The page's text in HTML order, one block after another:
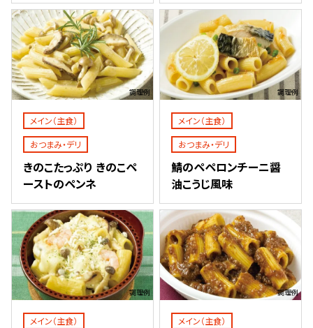
調理例
メイン（主食）
おつまみ・デリ
きのこたっぷり きのこペ
ーストのペンネ
調理例
メイン（主食）
おつまみ・デリ
鯖のペペロンチーニ醤
油こうじ風味
調理例
メイン（主食）
調理例
メイン（主食）